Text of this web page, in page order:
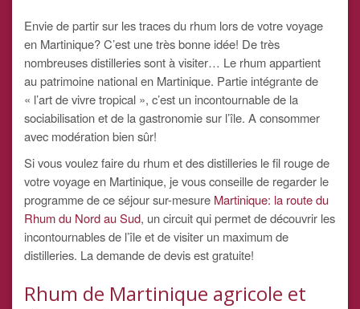
Envie de partir sur les traces du rhum lors de votre voyage
en Martinique? C’est une très bonne idée! De très
nombreuses distilleries sont à visiter… Le rhum appartient
au patrimoine national en Martinique. Partie intégrante de
« l’art de vivre tropical », c’est un incontournable de la
sociabilisation et de la gastronomie sur l’île. A consommer
avec modération bien sûr!
Si vous voulez faire du rhum et des distilleries le fil rouge de
votre voyage en Martinique, je vous conseille de regarder le
programme de ce séjour sur-mesure Martinique: la route du
Rhum du Nord au Sud, un circuit qui permet de découvrir les
incontournables de l’île et de visiter un maximum de
distilleries. La demande de devis est gratuite!
Rhum de Martinique agricole et